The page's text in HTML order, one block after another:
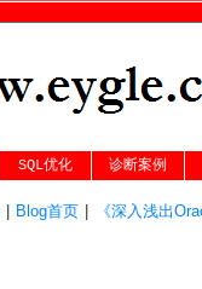
SQL优化 诊断案例
Blog首页| 《深入浅出